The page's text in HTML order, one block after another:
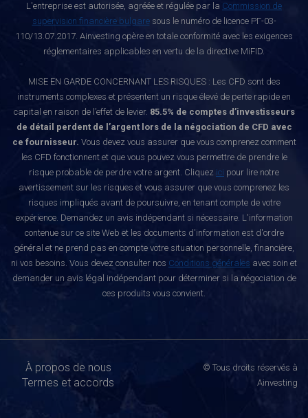
L'entreprise est autorisée, agréée et régulée par la Commission de
supervision financière bulgaresous le numéro de licence РГ-03-
110/13.07.2017. Ainvesting opère en totale conformité avec les exigences
réglementaires applicables en vertu de la directive MiFID.
MISE EN GARDE CONCERNANT LES RISQUES : Les CFD sont des
instruments complexes et présentent un risque élevé de perte rapide en
capital en raison de l’effet de levier. 85.5% de comptes d’investisseurs
de détail perdent de l’argent lors de la négociation de CFD avec
ce fournisseur. Vous devez vous assurer que vous comprenez comment
les CFD fonctionnent et que vous pouvez vous permettre de prendre le
risque probable de perdre votre argent. Cliquez ici pour lire notre
avertissement sur les risques et vous assurer que vous comprenez les
risques impliqués avant de poursuivre, en tenant compte de votre
expérience. Demandez un avis indépendant si nécessaire. L'information
contenue sur ce site Web et les documents d'information est d'ordre
général et ne prend pas en compte votre situation personnelle, financière,
ni vos besoins. Vous devez consulter nos Conditions générales avec soin et
demander un avis légal indépendant pour déterminer si la négociation de
ces produits vous convient.
À propos de nous
Termes et accords
© Tous droits réservés à
Ainvesting